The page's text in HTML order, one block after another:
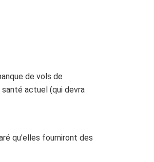
de vols de
actuel (qui devra
qu'elles fourniront des